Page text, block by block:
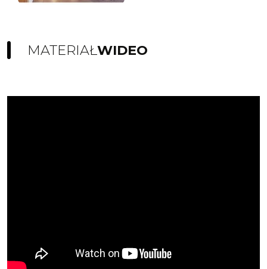
MATERIAŁWIDEO